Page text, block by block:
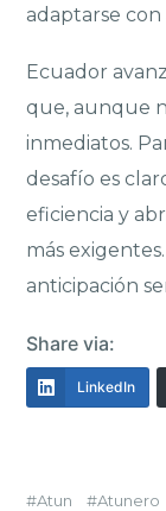
adaptarse con
Ecuador
que, aunque
inmediatos.
desafío es
eficiencia y
más
anticipación
Share via:
LinkedIn
Atun Atunero